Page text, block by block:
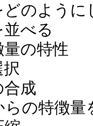
どのよう
並べる
量の特性
合成
らの特徴量